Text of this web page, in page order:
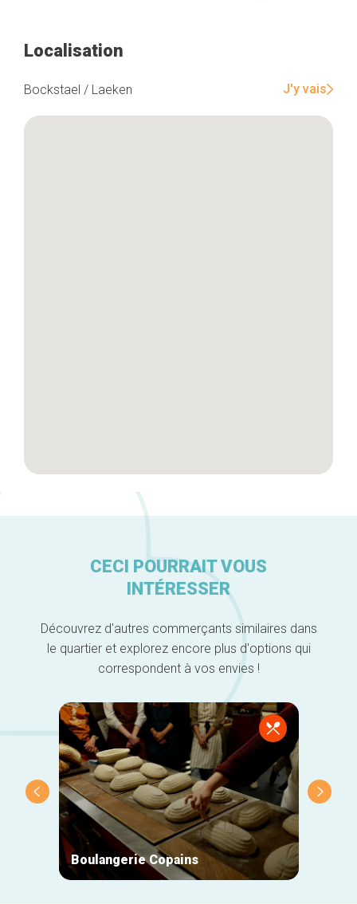
Localisation
Bockstael / Laeken J'y vais
CECI POURRAIT VOUS
INTÉRESSER
Découvrez d'autres commerçants similaires dans
le quartier et explorez encore plus d'options qui
correspondent à vos envies !
Boulangerie Copains